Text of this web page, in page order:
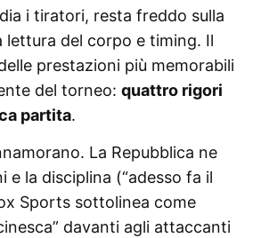
i tiratori, resta freddo sulla
lettura del corpo e timing. Il
prestazioni più memorabili
del torneo: quattro rigori
partita.
La Repubblica ne
e la disciplina (“adesso fa il
Sports sottolinea come
davanti agli attaccanti